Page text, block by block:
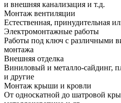
и внешняя канализация и т.д.
Монтаж вентиляции
Естественная, принудительная
Электромонтажные работы
Работы под ключ с различными
монтажа
Внешняя отделка
Виниловый и металло-сайдинг,
и другие
Монтаж крыши и кровли
От односкатной до шатровой